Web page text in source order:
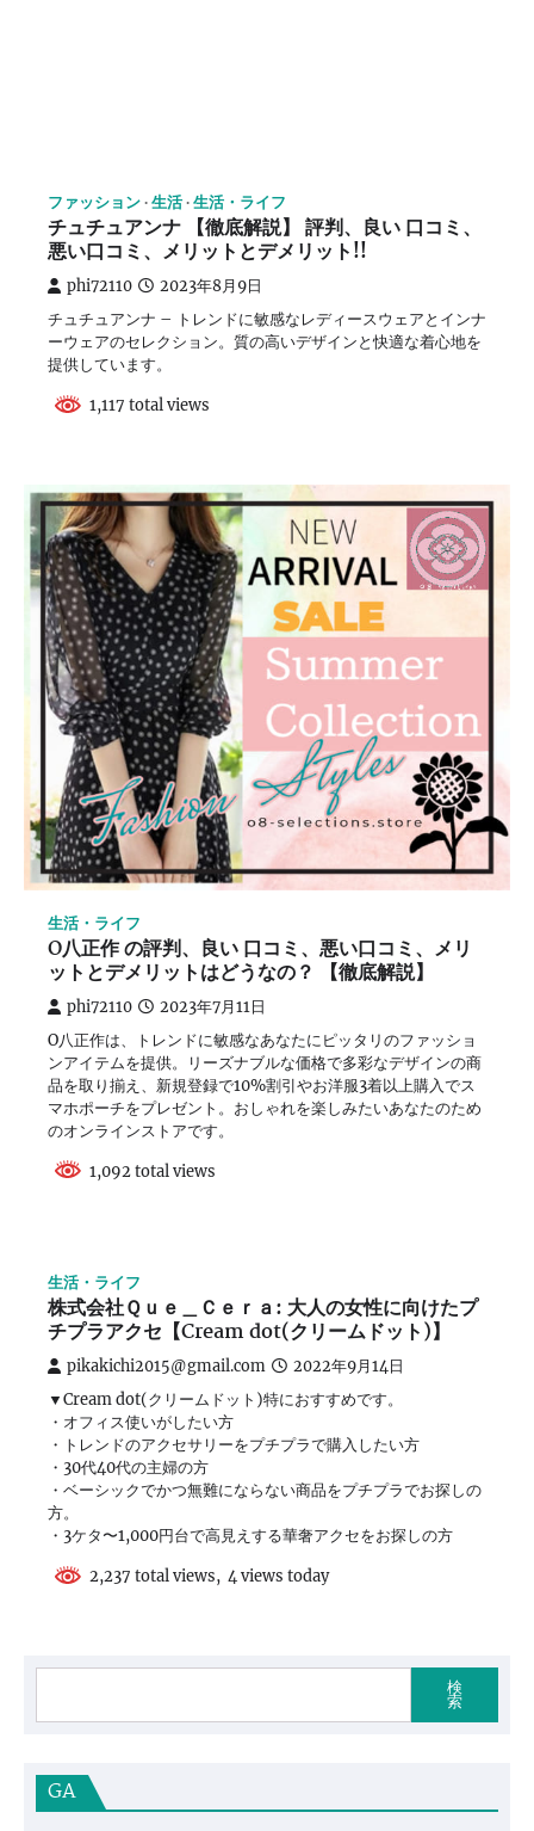
ファッション 生活 生活・ライフ
チュチュアンナ 【徹底解説】 評判、良い 口コミ、
悪い口コミ、メリットとデメリット!!
phi72110 2023年8月9日
チュチュアンナ – トレンドに敏感なレディースウェアとインナ
ーウェアのセレクション。質の高いデザインと快適な着心地を
提供しています。
1,117 total views
生活・ライフ
O八正作 の評判、良い 口コミ、悪い口コミ、メリ
ットとデメリットはどうなの？ 【徹底解説】
phi72110 2023年7月11日
O八正作は、トレンドに敏感なあなたにピッタリのファッショ
ンアイテムを提供。リーズナブルな価格で多彩なデザインの商
品を取り揃え、新規登録で10%割引やお洋服3着以上購入でス
マホポーチをプレゼント。おしゃれを楽しみたいあなたのため
のオンラインストアです。
1,092 total views
生活・ライフ
株式会社Ｑｕｅ＿Ｃｅｒａ: 大人の女性に向けたプ
チプラアクセ【Cream dot(クリームドット)】
pikakichi2015@gmail.com 2022年9月14日
▼Cream dot(クリームドット)特におすすめです。
・オフィス使いがしたい方
・トレンドのアクセサリーをプチプラで購入したい方
・30代40代の主婦の方
・ベーシックでかつ無難にならない商品をプチプラでお探しの
方。
・3ケタ〜1,000円台で高見えする華奢アクセをお探しの方
2,237 total views, 4 views today
検
索
GA